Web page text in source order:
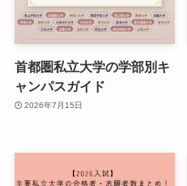
首都圏私立大学の学部別キ
ャンパスガイド
2026年7月15日